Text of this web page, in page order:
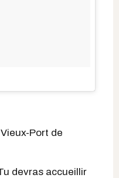
Port de
devras accueillir